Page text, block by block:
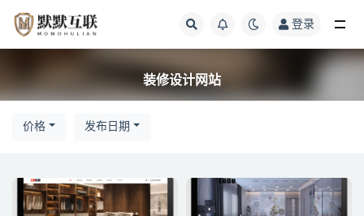
登录
装修设计网站
价格 发布日期